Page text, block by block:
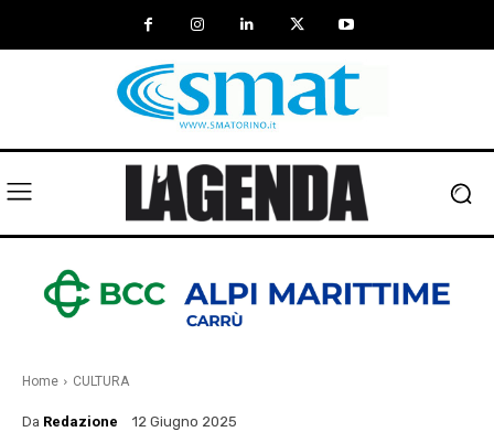
Home CULTURA
Da Redazione 12 Giugno 2025